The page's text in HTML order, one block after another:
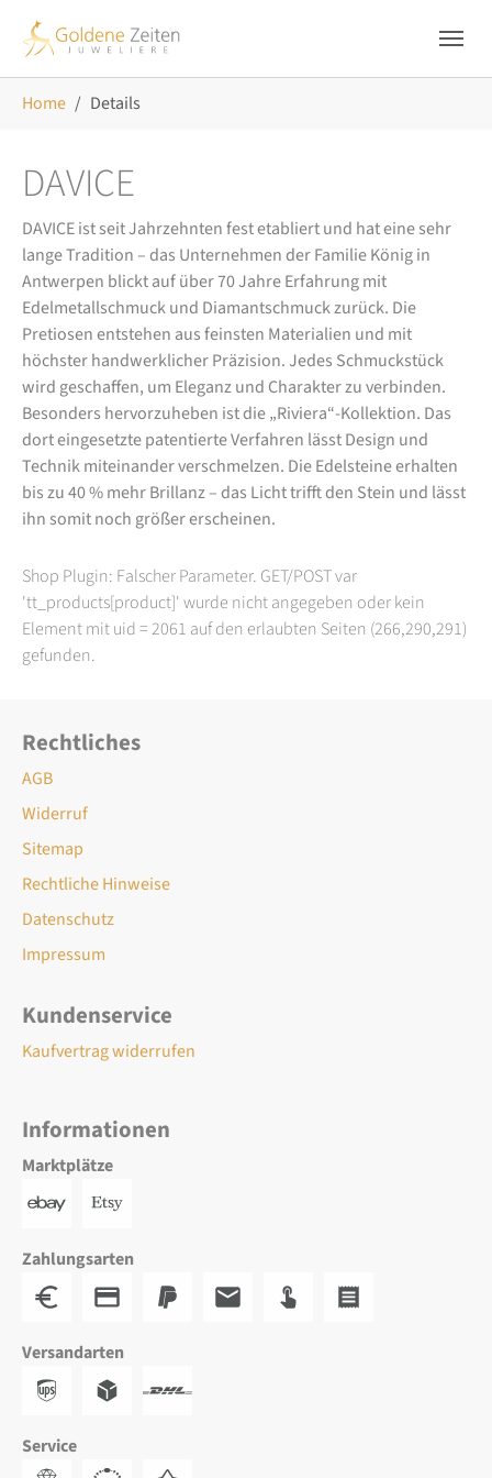
Home Details
DAVICE
DAVICE ist seit Jahrzehnten fest etabliert und hat eine sehr
lange Tradition – das Unternehmen der Familie König in
Antwerpen blickt auf über 70 Jahre Erfahrung mit
Edelmetallschmuck und Diamantschmuck zurück. Die
Pretiosen entstehen aus feinsten Materialien und mit
höchster handwerklicher Präzision. Jedes Schmuckstück
wird geschaffen, um Eleganz und Charakter zu verbinden.
Besonders hervorzuheben ist die „Riviera“-Kollektion. Das
dort eingesetzte patentierte Verfahren lässt Design und
Technik miteinander verschmelzen. Die Edelsteine erhalten
bis zu 40 % mehr Brillanz – das Licht trifft den Stein und lässt
ihn somit noch größer erscheinen.
Shop Plugin: Falscher Parameter. GET/POST var
'tt_products[product]' wurde nicht angegeben oder kein
Element mit uid = 2061 auf den erlaubten Seiten (266,290,291)
gefunden.
Rechtliches
AGB
Widerruf
Sitemap
Rechtliche Hinweise
Datenschutz
Impressum
Kundenservice
Kaufvertrag widerrufen
Informationen
Marktplätze
Zahlungsarten
Versandarten
Service